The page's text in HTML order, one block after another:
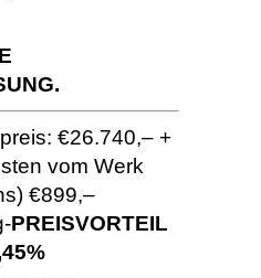
€26.740,– +
vom Werk
€899,–
PREISVORTEIL